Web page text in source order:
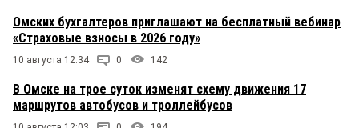
Омских бухгалтеров приглашают на бесплатный вебинар
«Страховые взносы в 2026 году»
10 августа 12:34 0 142
В Омске на трое суток изменят схему движения 17
маршрутов автобусов и троллейбусов